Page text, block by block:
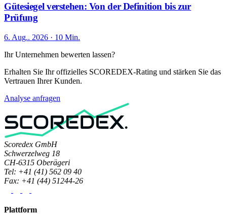
Gütesiegel verstehen: Von der Definition bis zur
Prüfung
6. Aug.. 2026 · 10 Min.
Ihr Unternehmen bewerten lassen?
Erhalten Sie Ihr offizielles SCOREDEX-Rating und stärken Sie das
Vertrauen Ihrer Kunden.
Analyse anfragen
Scoredex GmbH
Schwerzelweg 18
CH-6315 Oberägeri
Tel: +41 (41) 562 09 40
Fax: +41 (44) 51244-26
Plattform